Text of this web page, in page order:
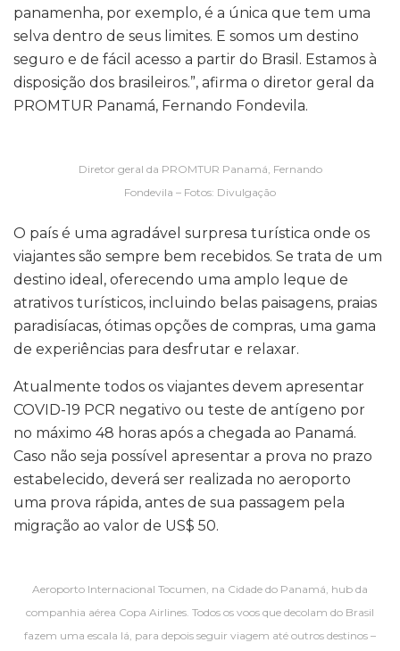
panamenha, por exemplo, é a única que tem uma
selva dentro de seus limites. E somos um destino
seguro e de fácil acesso a partir do Brasil. Estamos à
disposição dos brasileiros.”, afirma o diretor geral da
PROMTUR Panamá, Fernando Fondevila.
Diretor geral da PROMTUR Panamá, Fernando
Fondevila – Fotos: Divulgação
O país é uma agradável surpresa turística onde os
viajantes são sempre bem recebidos. Se trata de um
destino ideal, oferecendo uma amplo leque de
atrativos turísticos, incluindo belas paisagens, praias
paradisíacas, ótimas opções de compras, uma gama
de experiências para desfrutar e relaxar.
Atualmente todos os viajantes devem apresentar
COVID-19 PCR negativo ou teste de antígeno por
no máximo 48 horas após a chegada ao Panamá.
Caso não seja possível apresentar a prova no prazo
estabelecido, deverá ser realizada no aeroporto
uma prova rápida, antes de sua passagem pela
migração ao valor de US$ 50.
Aeroporto Internacional Tocumen, na Cidade do Panamá, hub da
companhia aérea Copa Airlines. Todos os voos que decolam do Brasil
fazem uma escala lá, para depois seguir viagem até outros destinos –